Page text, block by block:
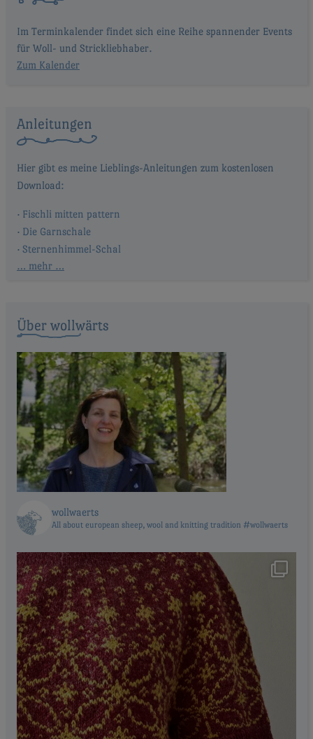
Im Terminkalender findet sich eine Reihe spannender Events
für Woll- und Strickliebhaber.
Zum Kalender
Anleitungen
Fischli mitten pattern
Die Garnschale
Sternenhimmel-Schal
… mehr …
Über wollwärts
wollwaerts
All about european sheep, wool and knitting tradition #wollwaerts